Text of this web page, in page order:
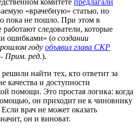
комитете предлагали
«врачебную» статью, но
пока не пошло. При этом в
следователи, которые
ошибками» (о создании
году объявил глава СКР
Прим. ред.).
найти тех, кто ответит за
качества и доступности
помощи. Это простая логика: когда
он приходит не к чиновнику
врач не может оказать
он и виноват.